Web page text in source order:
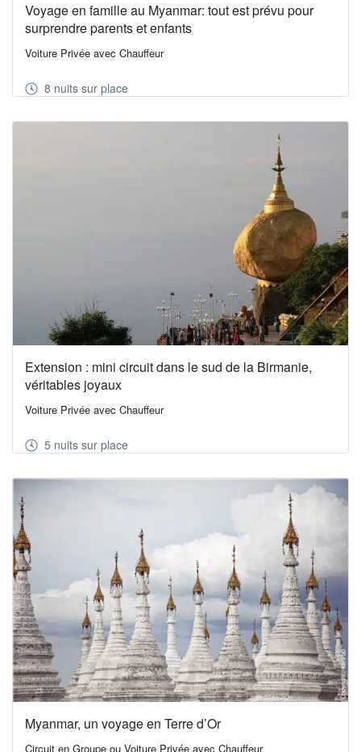
Voyage en famille au Myanmar: tout est prévu pour
surprendre parents et enfants
Voiture Privée avec Chauffeur
8 nuits sur place
Extension : mini circuit dans le sud de la Birmanie,
véritables joyaux
Voiture Privée avec Chauffeur
5 nuits sur place
Myanmar, un voyage en Terre d’Or
Circuit en Groupe ou Voiture Privée avec Chauffeur